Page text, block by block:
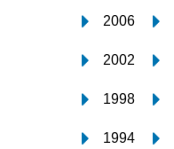
2006
2002
1998
1994